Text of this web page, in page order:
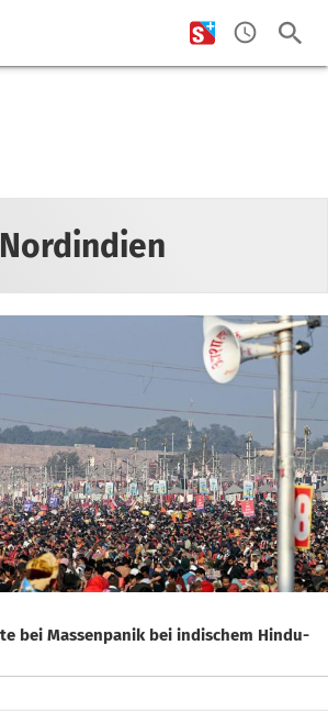
Nordindien